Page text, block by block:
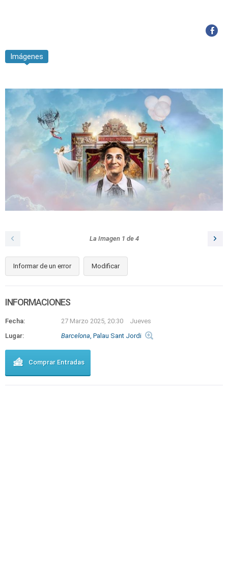
Imágenes
La Imagen 1 de 4
Informar de un error Modificar
INFORMACIONES
Fecha: 27 Marzo 2025, 20:30
Jueves
Lugar:
Barcelona, Palau Sant Jordi
Comprar Entradas